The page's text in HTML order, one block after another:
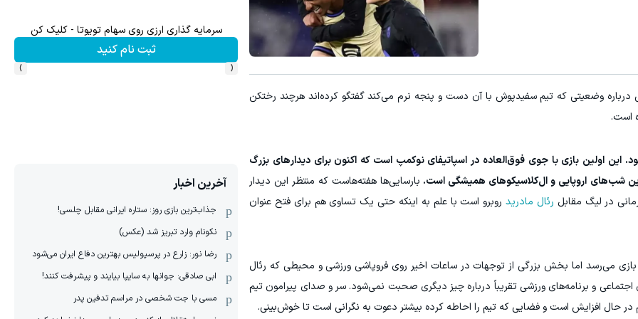
وضعیتی که تیم سفیدپوش با آن دست و پنجه نرم می‌کند گفتگو کرده‌اند هرچند رختکن
است.
این اولین بازی با جوی فوق‌العاده در اسپاتیفای نوکمپ است که اکنون برای دیدارهای بزرگ
شب‌های اروپایی و ال‌کلاسیکوهای همیشگی است. بارسایی‌ها هفته‌هاست که منتظر این دیدار
در لیگ مقابل رئال مادریدروبرو است با علم به اینکه حتی یک تساوی هم برای فتح عنوان
می‌رسد اما بخش بزرگی از توجهات در ساعات اخیر روی فروپاشی ورزشی و محیطی که رئال
و برنامه‌های ورزشی تقریباً درباره چیز دیگری صحبت نمی‌شود. سر و صدای پیرامون تیم
در حال افزایش است و فضایی که تیم را احاطه کرده بیشتر دعوت به نگرانی است تا خوش‌بینی.
سرمایه گذاری ارزی روی سهام تویوتا - کلیک کن
ثبت نام کنید
‹
›
آخرین اخبار
جذاب‌ترین بازی روز: ستاره ایرانی مقابل چلسی!
نکونام وارد تبریز شد (عکس)
رضا نور: زارع در پرسپولیس بهترین دفاع ایران می‌شود
ابی صادقی: جوانها به سایپا بیایند و پیشرفت کنند!
مسی با جت شخصی در مراسم تدفین پدر